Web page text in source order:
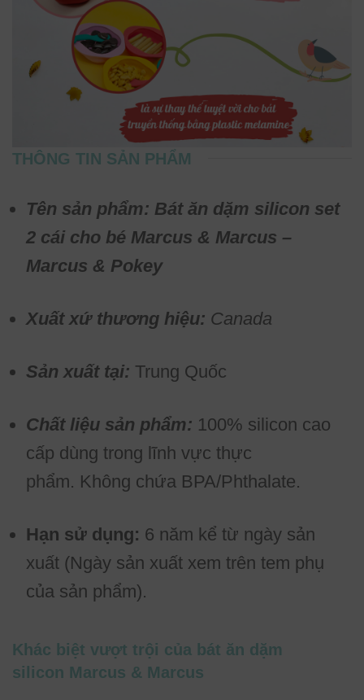
THÔNG TIN SẢN PHẨM
Tên sản phẩm: Bát ăn dặm silicon set
2 cái cho bé Marcus & Marcus –
Marcus & Pokey
Xuất xứ thương hiệu: Canada
Sản xuất tại: Trung Quốc
Chất liệu sản phẩm: 100% silicon cao
cấp dùng trong lĩnh vực thực
phẩm. Không chứa BPA/Phthalate.
Hạn sử dụng: 6 năm kể từ ngày sản
xuất (Ngày sản xuất xem trên tem phụ
của sản phẩm).
Khác biệt vượt trội của bát ăn dặm
silicon Marcus & Marcus